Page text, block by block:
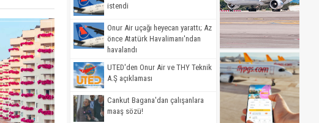
olmuyor
istendi
Onur Air uçağı heyecan yarattı; Az
önce Atatürk Havalimanı'ndan
havalandı
UTED'den Onur Air ve THY Teknik
A.Ş açıklaması
Cankut Bagana'dan çalışanlara
maaş sözü!